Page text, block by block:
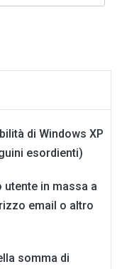
di Windows XP
esordienti)
in massa a
email o altro
somma di